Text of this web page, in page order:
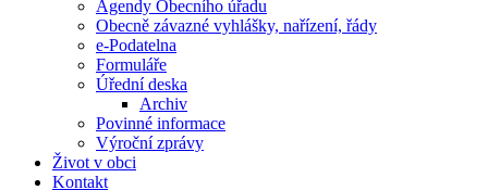
Agendy Obecního úřadu
Obecně závazné vyhlášky, nařízení, řády
e-Podatelna
Formuláře
Úřední deska
Archiv
Povinné informace
Výroční zprávy
Život v obci
Kontakt